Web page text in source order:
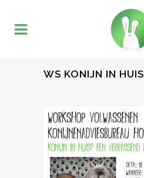
WS KONIJN IN HUIS